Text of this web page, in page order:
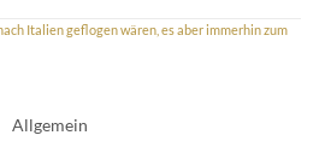
Italien geflogen wären, es aber immerhin zum
Allgemein